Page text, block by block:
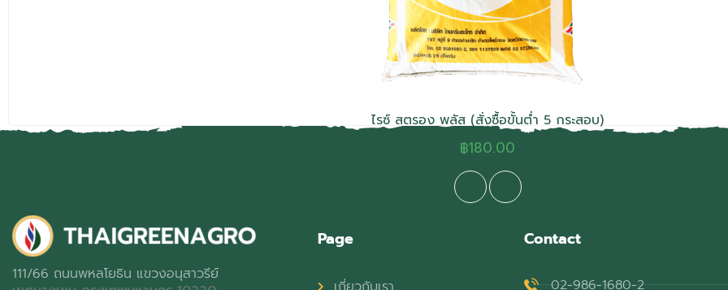
ไรซ์ สตรอง พลัส (สั่งซื้อขั้นต่ำ 5 กระสอบ)
฿180.00
111/66 ถนนพหลโยธิน แขวงอนุสาวรีย์
Page Contact
02-986-1680-2